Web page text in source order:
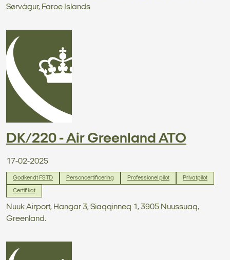
Sørvágur, Faroe Islands
DK/220 - Air Greenland ATO
17-02-2025
Godkendt FSTD Personcertificering Professionel pilot Privatpilot
Certifikat
Nuuk Airport, Hangar 3, Siaqqinneq 1, 3905 Nuussuaq,
Greenland.